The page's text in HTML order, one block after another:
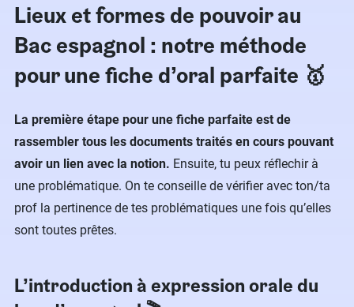
Lieux et formes de pouvoir au
Bac espagnol : notre méthode
pour une fiche d’oral parfaite 🥇
La première étape pour une fiche parfaite est de
rassembler tous les documents traités en cours pouvant
avoir un lien avec la notion. Ensuite, tu peux réflechir à
une problématique. On te conseille de vérifier avec ton/ta
prof la pertinence de tes problématiques une fois qu’elles
sont toutes prêtes.
L’introduction à expression orale du